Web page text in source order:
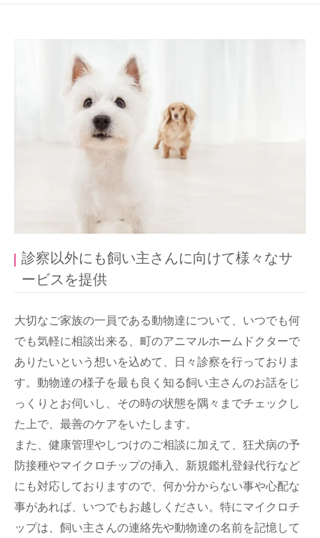
診察以外にも飼い主さんに向けて様々なサ
ービスを提供
大切なご家族の一員である動物達について、いつでも何
でも気軽に相談出来る、町のアニマルホームドクターで
ありたいという想いを込めて、日々診察を行っておりま
す。動物達の様子を最も良く知る飼い主さんのお話をじ
っくりとお伺いし、その時の状態を隅々までチェックし
た上で、最善のケアをいたします。
また、健康管理やしつけのご相談に加えて、狂犬病の予
防接種やマイクロチップの挿入、新規鑑札登録代行など
にも対応しておりますので、何か分からない事や心配な
事があれば、いつでもお越しください。特にマイクロチ
ップは、飼い主さんの連絡先や動物達の名前を記憶して